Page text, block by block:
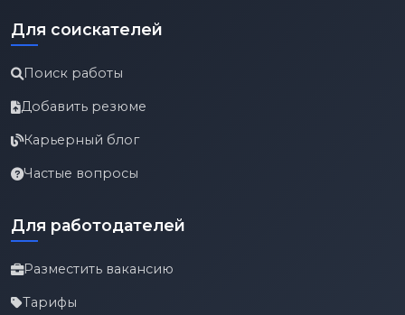
Для соискателей
Поиск работы
Добавить резюме
Карьерный блог
Частые вопросы
Для работодателей
Разместить вакансию
Тарифы